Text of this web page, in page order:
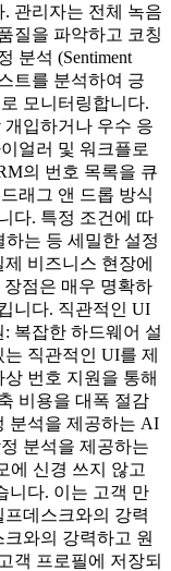
관리자는 전체 녹음
질을 파악하고 코칭
분석 (Sentiment
트를 분석하여 긍
모니터링합니다.
입하거나 우수 응
얼러 및 워크플로
의 번호 목록을 큐
래그 앤 드롭 방식
다. 특정 조건에 따
는 등 세밀한 설정
비즈니스 현장에
장점은 매우 명확하
니다. 직관적인 UI
복잡한 하드웨어 설
직관적인 UI를 제
번호 지원을 통해
비용을 대폭 절감
분석을 제공하는 AI
분석을 제공하는
에 신경 쓰지 않고
니다. 이는 고객 만
데스크와의 강력
와의 강력하고 원
객 프로필에 저장되